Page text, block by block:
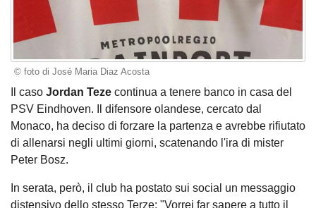
© foto di José Maria Diaz Acosta
Il caso Jordan Teze continua a tenere banco in casa del
PSV Eindhoven. Il difensore olandese, cercato dal
Monaco, ha deciso di forzare la partenza e avrebbe rifiutato
di allenarsi negli ultimi giorni, scatenando l'ira di mister
Peter Bosz.
In serata, però, il club ha postato sui social un messaggio
distensivo dello stesso Terze: "Vorrei far sapere a tutto il